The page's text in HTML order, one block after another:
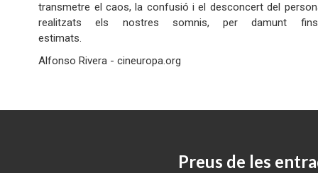
transmetre el caos, la confusió i el desconcert del
realitzats els nostres somnis, per damunt
Alfonso Rivera - cineuropa.org
Preus de les